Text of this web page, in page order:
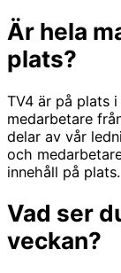
Är hela
plats?
TV4 är på plats
medarbetare
delar av vår
och
innehåll på plats.
Vad ser
veckan?